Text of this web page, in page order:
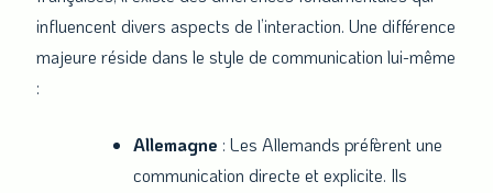
influencent divers aspects de l’interaction. Une différence
majeure réside dans le style de communication lui-même
:
Allemagne : Les Allemands préfèrent une
communication directe et explicite. Ils